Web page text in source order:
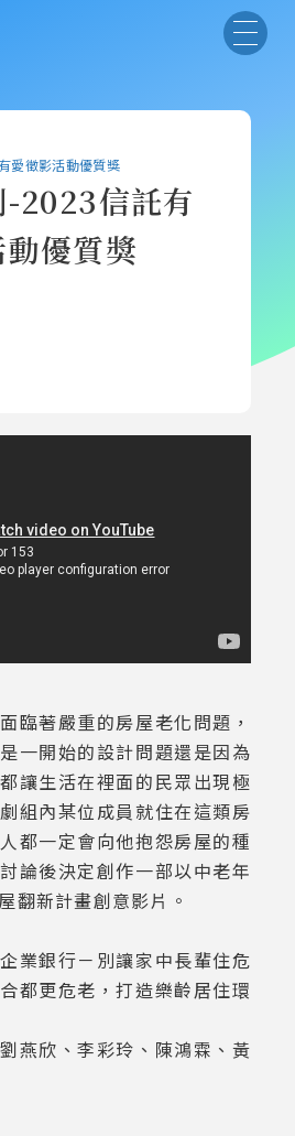
愛徵影活動優質獎
-2023信託有
優質獎
臨著嚴重的房屋老化問題，
一開始的設計問題還是因為
讓生活在裡面的民眾出現極
組內某位成員就住在這類房
都一定會向他抱怨房屋的種
論後決定創作一部以中老年
翻新計畫創意影片。
業銀行－別讓家中長輩住危
都更危老，打造樂齡居住環
燕欣、李彩玲、陳鴻霖、黃